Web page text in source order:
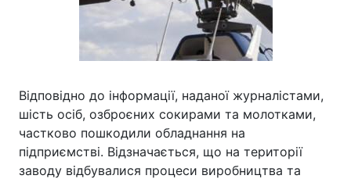
Відповідно до інформації, наданої журналістами,
шість осіб, озброєних сокирами та молотками,
частково пошкодили обладнання на
підприємстві. Відзначається, що на території
заводу відбувалися процеси виробництва та